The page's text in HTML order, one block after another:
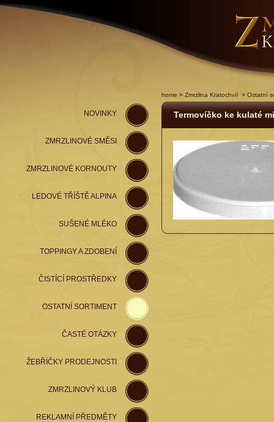
home > Zmrzlina Kratochvíl> Ostatní
Termovíčko ke kulaté
NOVINKY
ZMRZLINOVÉ SMĚSI
ZMRZLINOVÉ KORNOUTY
LEDOVÉ TŘÍŠTĚ ALPINA
SUŠENÉ MLÉKO
TOPPINGY A ZDOBENÍ
ČISTÍCÍ PROSTŘEDKY
OSTATNÍ SORTIMENT
ČASTÉ OTÁZKY
ŽEBŘÍČKY PRODEJNOSTI
ZMRZLINOVÝ KLUB
REKLAMNÍ PŘEDMĚTY